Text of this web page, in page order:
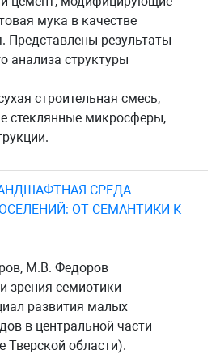
мука в качестве
Представлены результаты
анализа структуры
строительная смесь,
стеклянные микросферы,
СРЕДА
ОТ СЕМАНТИКИ К
М.В. Федоров
зрения семиотики
развития малых
в центральной части
Тверской области).